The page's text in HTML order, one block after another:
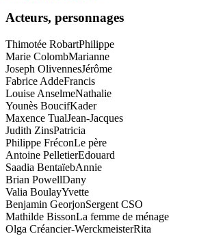
Acteurs, personnages
Thimotée RobartPhilippe
Marie ColombMarianne
Joseph OlivennesJérôme
Fabrice AddeFrancis
Louise AnselmeNathalie
Younès BoucifKader
Maxence TualJean-Jacques
Judith ZinsPatricia
Philippe FréconLe père
Antoine PelletierEdouard
Saadia BentaïebAnnie
Brian PowellDany
Valia BoulayYvette
Benjamin GeorjonSergent CSO
Mathilde BissonLa femme de ménage
Olga Créancier-WerckmeisterRita